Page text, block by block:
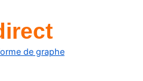
de graphe